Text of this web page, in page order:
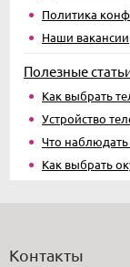
Политика
Наши вакансии
Полезные
Как выбрать
Устройство
Что наблюдать
Как выбрать
Контакты